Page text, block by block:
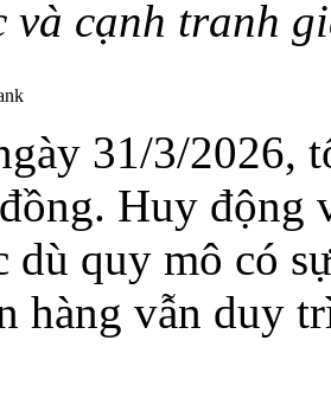
và cạnh tranh
31/3/2026,
Huy động
dù quy mô có
hàng vẫn duy